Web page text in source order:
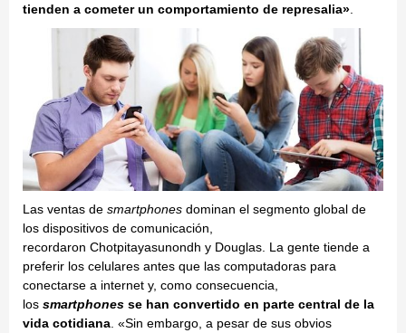
tienden a cometer un comportamiento de represalia»
Las ventas de smartphones dominan el segmento global de
los dispositivos de comunicación,
recordaron Chotpitayasunondh y Douglas. La gente tiende a
preferir los celulares antes que las computadoras para
conectarse a internet y, como consecuencia,
los smartphones se han convertido en parte central de la
vida cotidiana . «Sin embargo, a pesar de sus obvios